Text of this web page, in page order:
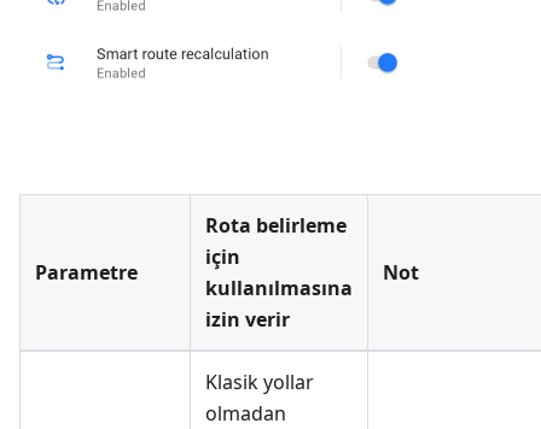
Parametre
Rota belirleme
için
kullanılmasına
izin verir
Not
Klasik yollar
olmadan